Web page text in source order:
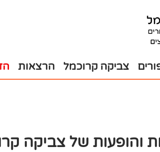
צביקה קרוכמל הרצאות
והופעות של צביקה